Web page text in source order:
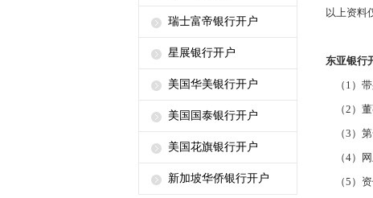
瑞士富帝银行开户
星展银行开户
美国华美银行开户
美国国泰银行开户
美国花旗银行开户
新加坡华侨银行开户
以上资料
东亚银行
（ 1 ）
（2 ）
（3 ）
（4）
（5 ）